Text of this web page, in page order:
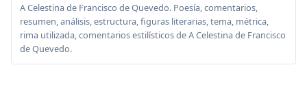
A Celestina de Francisco de Quevedo. Poesía, comentarios,
resumen, análisis, estructura, figuras literarias, tema, métrica,
rima utilizada, comentarios estilísticos de A Celestina de Francisco
de Quevedo.